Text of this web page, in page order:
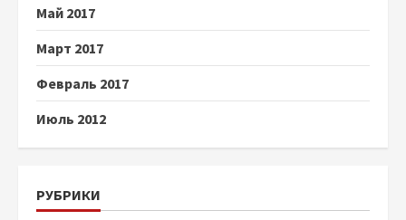
Май 2017
Март 2017
Февраль 2017
Июль 2012
РУБРИКИ